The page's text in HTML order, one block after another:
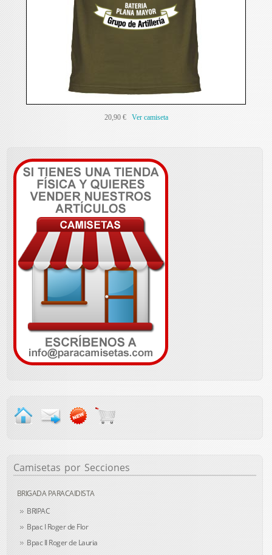
20,90 € Ver camiseta
Camisetas por Secciones
BRIGADA PARACAIDISTA
BRIPAC
Bpac I Roger de Flor
Bpac II Roger de Lauria